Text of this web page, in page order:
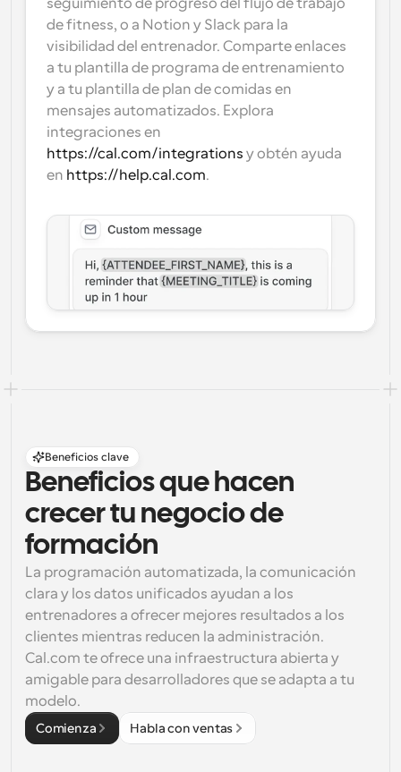
seguimiento de progreso del flujo de trabajo
de fitness, o a Notion y Slack para la
visibilidad del entrenador. Comparte enlaces
a tu plantilla de programa de entrenamiento
y a tu plantilla de plan de comidas en
mensajes automatizados. Explora
https://cal.com/integrations y obtén ayuda
en https://help.cal.com.
Beneficios clave
Beneficios que hacen
crecer tu negocio de
formación
La programación automatizada, la comunicación
clara y los datos unificados ayudan a los
entrenadores a ofrecer mejores resultados a los
clientes mientras reducen la administración.
Cal.com te ofrece una infraestructura abierta y
amigable para desarrolladores que se adapta a tu
modelo.
Comienza Habla con ventas